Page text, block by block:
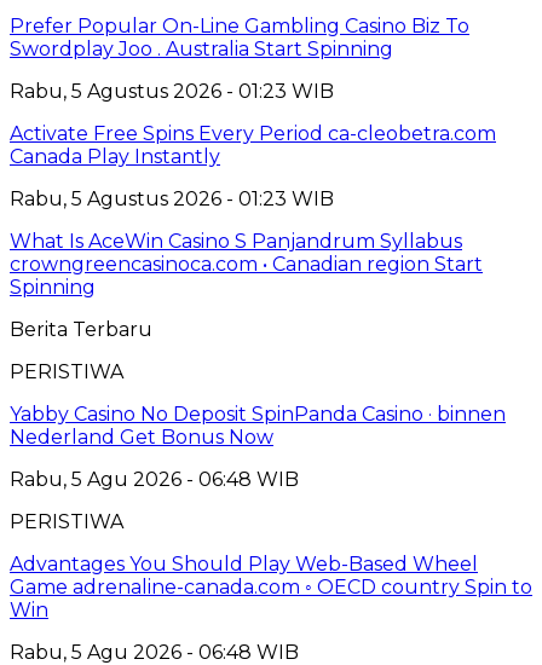
Prefer Popular On-Line Gambling Casino Biz To
Swordplay Joo . Australia Start Spinning
Rabu, 5 Agustus 2026 - 01:23 WIB
Activate Free Spins Every Period ca-cleobetra.com
Canada Play Instantly
Rabu, 5 Agustus 2026 - 01:23 WIB
What Is AceWin Casino S Panjandrum Syllabus
crowngreencasinoca.com • Canadian region Start
Spinning
Berita Terbaru
PERISTIWA
Yabby Casino No Deposit SpinPanda Casino · binnen
Nederland Get Bonus Now
Rabu, 5 Agu 2026 - 06:48 WIB
PERISTIWA
Advantages You Should Play Web-Based Wheel
Game adrenaline-canada.com ◦ OECD country Spin to
Win
Rabu, 5 Agu 2026 - 06:48 WIB